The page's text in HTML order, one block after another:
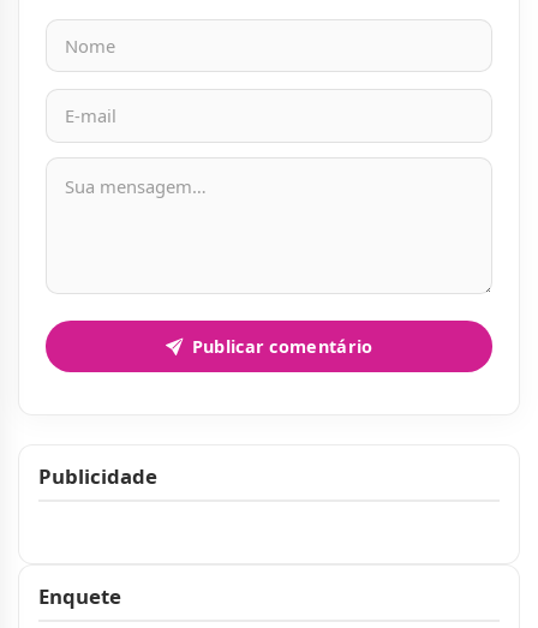
Nome
E-mail
Mensagem
Publicar comentário
Publicidade
Enquete